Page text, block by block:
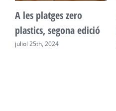
A les platges zero
plastics, segona edició
juliol 25th, 2024